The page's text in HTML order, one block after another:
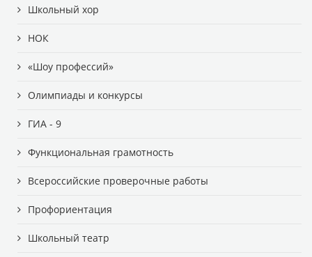
Школьный хор
НОК
«Шоу профессий»
Олимпиады и конкурсы
ГИА - 9
Функциональная грамотность
Всероссийские проверочные работы
Профориентация
Школьный театр